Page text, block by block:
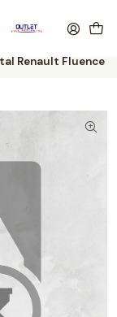
Renault Fluence